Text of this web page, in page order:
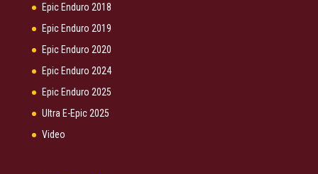
Epic Enduro 2018
Epic Enduro 2019
Epic Enduro 2020
Epic Enduro 2024
Epic Enduro 2025
Ultra E-Epic 2025
Video